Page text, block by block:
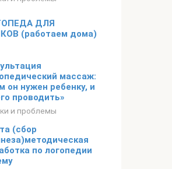
ДЛЯ
(работаем дома)
массаж:
он нужен ребенку, и
проводить»
и проблемы
(сбор
по логопедии